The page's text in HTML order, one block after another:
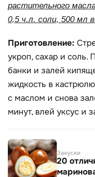
растительного
0,5 ч.л. соли, 500 мл
Приготовление:
укроп, сахар и
банки и залей
жидкость в
с маслом и снова
минут, влей уксус и
Закуски
20